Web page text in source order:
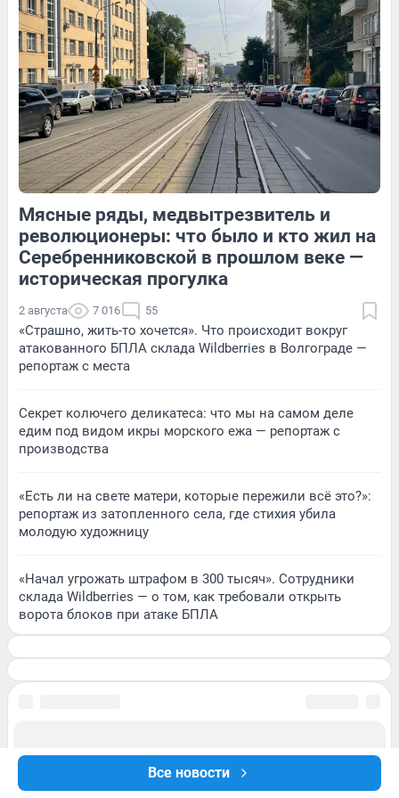
Все новости
264 2 54 Обсудить
12 Обсудить 357 Обсудить
Мясные ряды, медвытрезвитель и
революционеры: что было и кто жил на
Серебренниковской в прошлом веке —
историческая прогулка
2 августа 7 016 55
«Страшно, жить-то хочется». Что происходит вокруг
атакованного БПЛА склада Wildberries в Волгограде —
репортаж с места
Секрет колючего деликатеса: что мы на самом деле
едим под видом икры морского ежа — репортаж с
производства
«Есть ли на свете матери, которые пережили всё это?»:
репортаж из затопленного села, где стихия убила
молодую художницу
«Начал угрожать штрафом в 300 тысяч». Сотрудники
склада Wildberries — о том, как требовали открыть
ворота блоков при атаке БПЛА